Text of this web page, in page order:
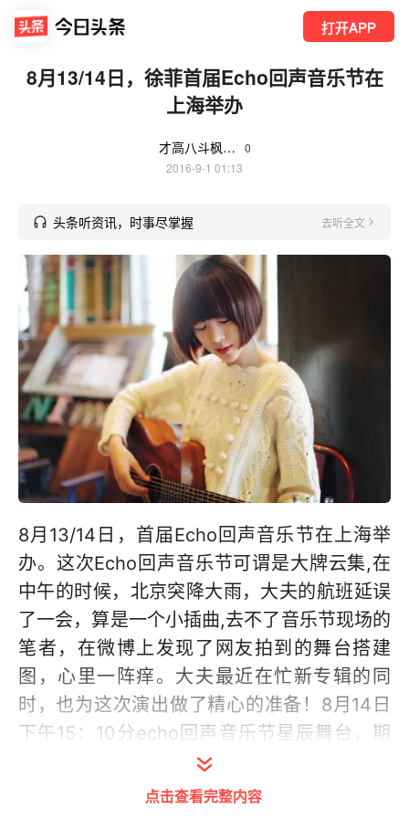
打开APP
8月13/14日，徐菲首届Echo回声音乐节在
上海举办
才高八斗枫叶4gM
0
2016-9-1 01:13
头条听资讯，时事尽掌握 去听全文
8月13/14日，首届Echo回声音乐节在上海举
办。这次Echo回声音乐节可谓是大牌云集,在
中午的时候，北京突降大雨，大夫的航班延误
了一会，算是一个小插曲,去不了音乐节现场的
笔者，在微博上发现了网友拍到的舞台搭建
图，心里一阵痒。大夫最近在忙新专辑的同
时，也为这次演出做了精心的准备！8月14日
下午15：10分echo回声音乐节星辰舞台，期
待徐菲的表演！树叶的光,这是一首简单安静的
歌，没有跌宕起伏的嘶吼，更没有情到深处的
点击查看完整内容